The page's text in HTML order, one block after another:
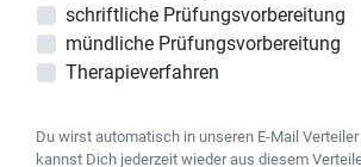
schriftliche Prüfungsvorbereitung
mündliche Prüfungsvorbereitung
Therapieverfahren
Du wirst automatisch in unseren E-Mail
kannst Dich jederzeit wieder aus diesem